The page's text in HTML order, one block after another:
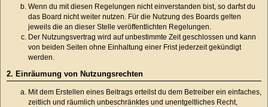
Wenn du mit diesen Regelungen nicht einverstanden bist, so darfst du
das Board nicht weiter nutzen. Für die Nutzung des Boards gelten
jeweils die an dieser Stelle veröffentlichten Regelungen.
Der Nutzungsvertrag wird auf unbestimmte Zeit geschlossen und kann
von beiden Seiten ohne Einhaltung einer Frist jederzeit gekündigt
werden.
2. Einräumung von Nutzungsrechten
Mit dem Erstellen eines Beitrags erteilst du dem Betreiber ein einfaches,
zeitlich und räumlich unbeschränktes und unentgeltliches Recht,